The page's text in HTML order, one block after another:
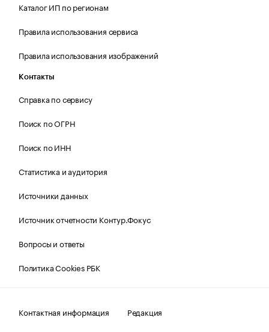
Каталог ИП по регионам
Правила использования сервиса
Правила использования изображений
Контакты
Справка по сервису
Поиск по ОГРН
Поиск по ИНН
Статистика и аудитория
Источники данных
Источник отчетности Контур.Фокус
Вопросы и ответы
Политика Cookies РБК
Контактная информация
Редакция